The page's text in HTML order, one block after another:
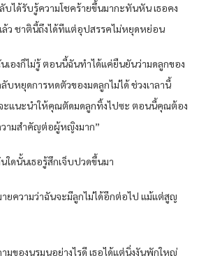
ได้รับรู้ความโชคร้ายขึ้นมากะทันหัน เธอคง
ว ชาตินี้ถึงได้ทีแต่อุปสรรคไม่หยุดหย่อน
เองก็ไม่รู้ ตอนนี้ฉันทำได้แค่ยืนยันว่ามดลูกของ
บหยุดการหดตัวของมดลูกไม่ได้ ช่วงเาลานี้
แนะนำให้คุณตัดมดลูกทิ้งไปซะ ตอนนี้คุณต้อง
วามสำคัญต่อผู้หญิงมาก”
ดนั้นเธอรู้สึกเจ็บปวดขึ้นมา
ยความว่าฉันจะมีลูกไม่ได้อีกต่อไป แม้แต่สูญ
มของนรมนอย่างไรดี เธอได้แต่นิ่งงันพักใหญ่